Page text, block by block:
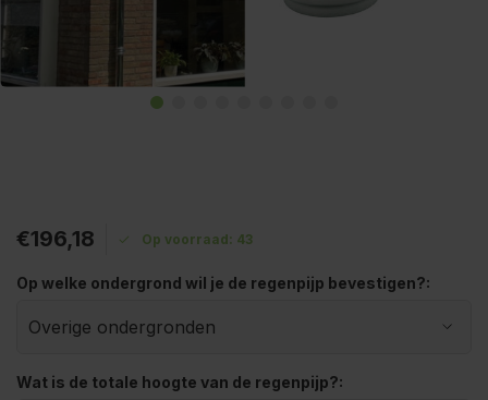
€196,18 Op voorraad: 43
Op welke ondergrond wil je de regenpijp bevestigen?:
Wat is de totale hoogte van de regenpijp?: